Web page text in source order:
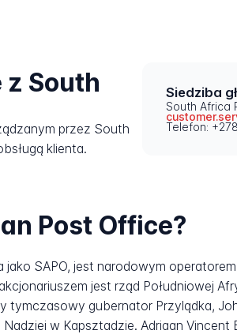
South
przez South
klienta.
Siedziba
South Africa
Telefon:
Post Office?
SAPO, jest narodowym
jest rząd Południowej
tymczasowy gubernator Przylądka,
w Kapsztadzie. Adriaan